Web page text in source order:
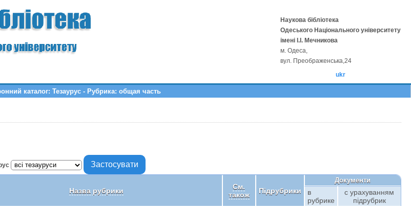
Наукова бібліотека
Одеського Національного університету
імені І.І. Мечникова
м. Одеса,
вул. Преображенська,24
ukr
каталог: Тезаурус - Рубрика: общая часть
Назва рубрики
См.
також
Підрубрики
Документи
в
рубрике
с урахуванням
підрубрик